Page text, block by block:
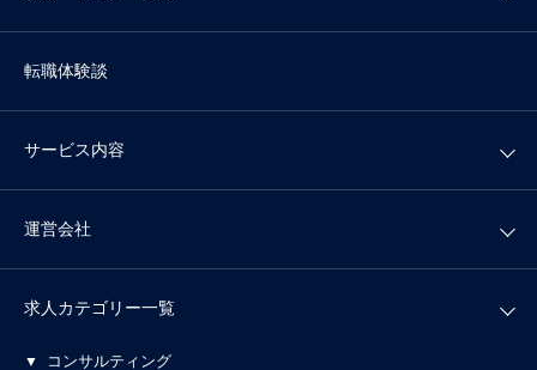
転職体験談
サービス内容
運営会社
求人カテゴリー一覧
コンサルティング